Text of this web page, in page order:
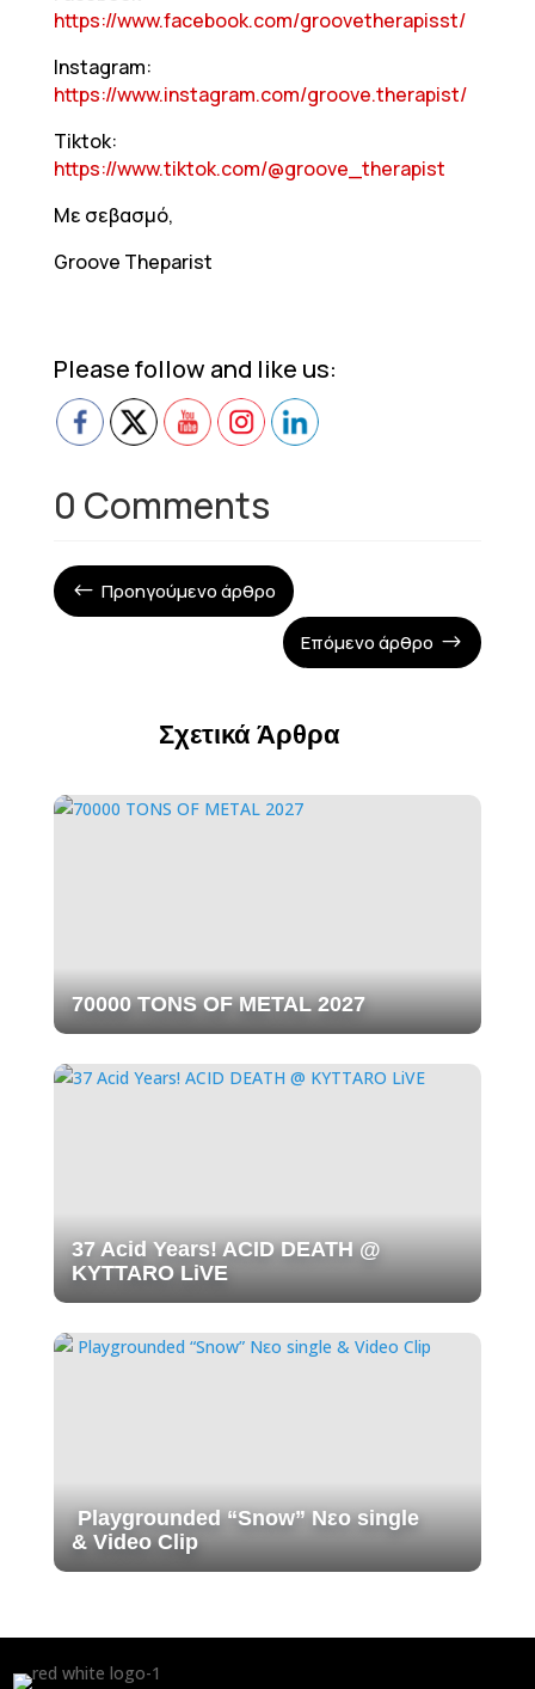
https://www.facebook.com/groovetherapisst/
Instagram:
https://www.instagram.com/groove.therapist/
Tiktok:
https://www.tiktok.com/@groove_therapist
Με σεβασμό,
Groove Theparist
Please follow and like us:
0 Comments
# Προηγούμενο άρθρο
Επόμενο άρθρο $
Σχετικά Άρθρα
70000 TONS OF METAL 2027
37 Acid Years! ACID DEATH @
KYTTARO LiVE
Playgrounded “Snow” Νεο single
& Video Clip